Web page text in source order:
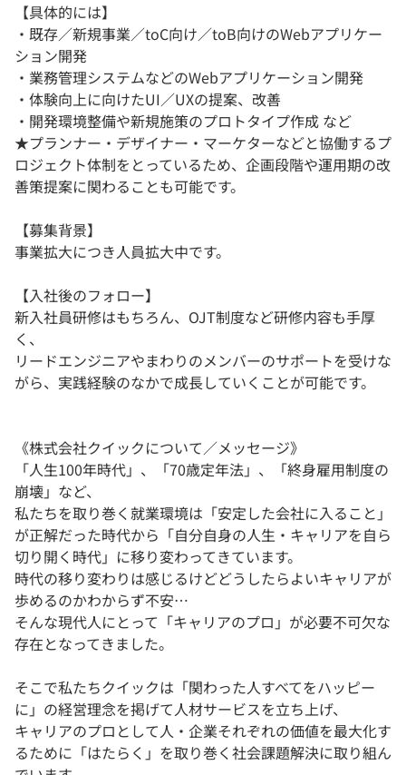
【具体的には】
・既存／新規事業／toC向け／toB向けのWebアプリケー
ション開発
・業務管理システムなどのWebアプリケーション開発
・体験向上に向けたUI／UXの提案、改善
・開発環境整備や新規施策のプロトタイプ作成 など
★プランナー・デザイナー・マーケターなどと協働するプ
ロジェクト体制をとっているため、企画段階や運用期の改
善策提案に関わることも可能です。
【募集背景】
事業拡大につき人員拡大中です。
【入社後のフォロー】
新入社員研修はもちろん、OJT制度など研修内容も手厚
く、
リードエンジニアやまわりのメンバーのサポートを受けな
がら、実践経験のなかで成長していくことが可能です。
《株式会社クイックについて／メッセージ》
「人生100年時代」、「70歳定年法」、「終身雇用制度の
崩壊」など、
私たちを取り巻く就業環境は「安定した会社に入ること」
が正解だった時代から「自分自身の人生・キャリアを自ら
切り開く時代」に移り変わってきています。
時代の移り変わりは感じるけどどうしたらよいキャリアが
歩めるのかわからず不安…
そんな現代人にとって「キャリアのプロ」が必要不可欠な
存在となってきました。
そこで私たちクイックは「関わった人すべてをハッピー
に」の経営理念を掲げて人材サービスを立ち上げ、
キャリアのプロとして人・企業それぞれの価値を最大化す
るために「はたらく」を取り巻く社会課題解決に取り組ん